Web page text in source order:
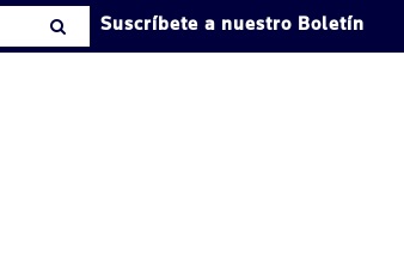
Suscríbete a nuestro Boletín